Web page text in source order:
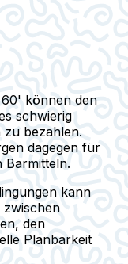
können den
schwierig
zu bezahlen.
dagegen für
Barmitteln.
kann
zwischen
den
Planbarkeit